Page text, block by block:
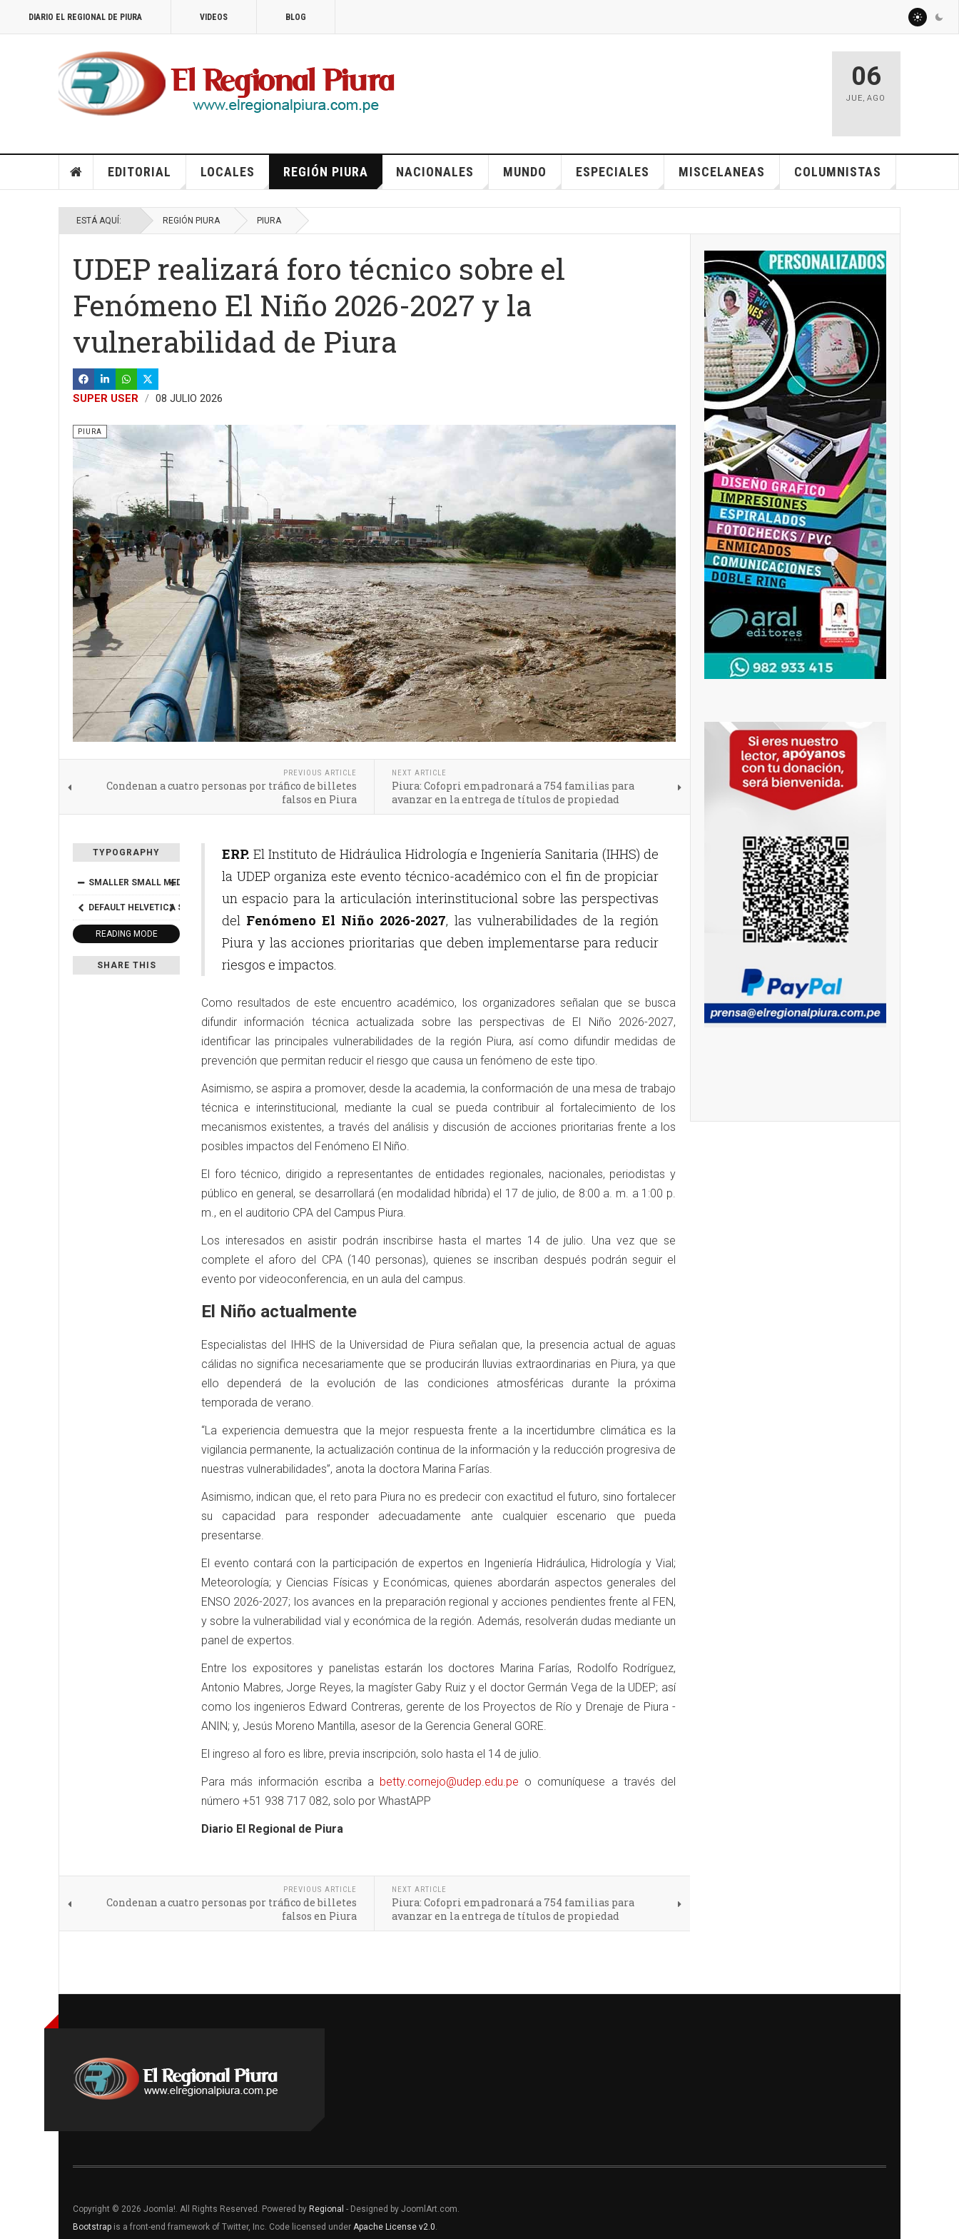
DIARIO EL REGIONAL DE PIURA VIDEOS BLOG
06
JUE,AGO
EDITORIAL LOCALES REGIÓN PIURA NACIONALES MUNDO ESPECIALES MISCELANEAS COLUMNISTAS
ESTÁ AQUÍ: REGIÓN PIURA PIURA
UDEP realizará foro técnico sobre el
Fenómeno El Niño 2026-2027 y la
vulnerabilidad de Piura
SUPER USER 08 JULIO 2026
PIURA
PREVIOUS ARTICLE
Condenan a cuatro personas por tráfico de billetes
falsos en Piura
NEXT ARTICLE
Piura: Cofopri empadronará a 754 familias para
avanzar en la entrega de títulos de propiedad
TYPOGRAPHY
SMALLER SMALL MEDIUM BIGGER
DEFAULT HELVETICA SEGOE TIMES
READING MODE
SHARE THIS
ERP. El Instituto de Hidráulica Hidrología e Ingeniería Sanitaria (IHHS) de
la UDEP organiza este evento técnico-académico con el fin de propiciar
un espacio para la articulación interinstitucional sobre las perspectivas
del Fenómeno El Niño 2026-2027, las vulnerabilidades de la región
Piura y las acciones prioritarias que deben implementarse para reducir
riesgos e impactos.
Como resultados de este encuentro académico, los organizadores señalan que se busca
difundir información técnica actualizada sobre las perspectivas de El Niño 2026-2027,
identificar las principales vulnerabilidades de la región Piura, así como difundir medidas de
prevención que permitan reducir el riesgo que causa un fenómeno de este tipo.
Asimismo, se aspira a promover, desde la academia, la conformación de una mesa de trabajo
técnica e interinstitucional, mediante la cual se pueda contribuir al fortalecimiento de los
mecanismos existentes, a través del análisis y discusión de acciones prioritarias frente a los
posibles impactos del Fenómeno El Niño.
El foro técnico, dirigido a representantes de entidades regionales, nacionales, periodistas y
público en general, se desarrollará (en modalidad híbrida) el 17 de julio, de 8:00 a. m. a 1:00 p.
m., en el auditorio CPA del Campus Piura.
Los interesados en asistir podrán inscribirse hasta el martes 14 de julio. Una vez que se
complete el aforo del CPA (140 personas), quienes se inscriban después podrán seguir el
evento por videoconferencia, en un aula del campus.
El Niño actualmente
Especialistas del IHHS de la Universidad de Piura señalan que, la presencia actual de aguas
cálidas no significa necesariamente que se producirán lluvias extraordinarias en Piura, ya que
ello dependerá de la evolución de las condiciones atmosféricas durante la próxima
temporada de verano.
“La experiencia demuestra que la mejor respuesta frente a la incertidumbre climática es la
vigilancia permanente, la actualización continua de la información y la reducción progresiva de
nuestras vulnerabilidades”, anota la doctora Marina Farías.
Asimismo, indican que, el reto para Piura no es predecir con exactitud el futuro, sino fortalecer
su capacidad para responder adecuadamente ante cualquier escenario que pueda
presentarse.
El evento contará con la participación de expertos en Ingeniería Hidráulica, Hidrología y Vial;
Meteorología; y Ciencias Físicas y Económicas, quienes abordarán aspectos generales del
ENSO 2026-2027; los avances en la preparación regional y acciones pendientes frente al FEN,
y sobre la vulnerabilidad vial y económica de la región. Además, resolverán dudas mediante un
panel de expertos.
Entre los expositores y panelistas estarán los doctores Marina Farías, Rodolfo Rodríguez,
Antonio Mabres, Jorge Reyes, la magíster Gaby Ruiz y el doctor Germán Vega de la UDEP; así
como los ingenieros Edward Contreras, gerente de los Proyectos de Río y Drenaje de Piura -
ANIN; y, Jesús Moreno Mantilla, asesor de la Gerencia General GORE.
El ingreso al foro es libre, previa inscripción, solo hasta el 14 de julio.
Para más información escriba a betty.cornejo@udep.edu.pe o comuníquese a través del
número +51 938 717 082, solo por WhastAPP
Diario El Regional de Piura
PREVIOUS ARTICLE
Condenan a cuatro personas por tráfico de billetes
falsos en Piura
NEXT ARTICLE
Piura: Cofopri empadronará a 754 familias para
avanzar en la entrega de títulos de propiedad
Copyright © 2026 Joomla!. All Rights Reserved. Powered by Regional - Designed by JoomlArt.com.
Bootstrap is a front-end framework of Twitter, Inc. Code licensed under Apache License v2.0